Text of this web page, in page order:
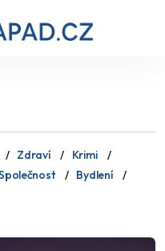
Zdraví
Krimi
Bydlení